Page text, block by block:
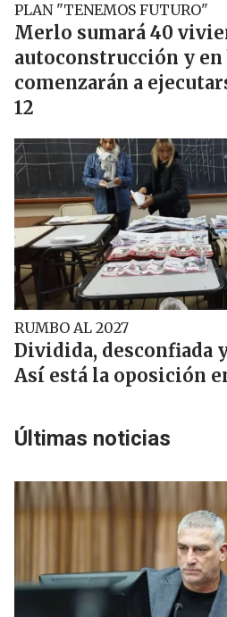
PLAN "TENEMOS FUTURO"
Merlo sumará 40
autoconstrucción y en
comenzarán a
12
RUMBO AL 2027
Dividida, desconfiada
Así está la oposición
Últimas noticias